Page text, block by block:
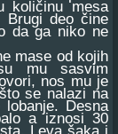
količinu mesa
Brugi deo čine
da ga niko ne
mase od kojih
mu sasvim
nos mu je
se nalazi na
Desna
a iznosi 30